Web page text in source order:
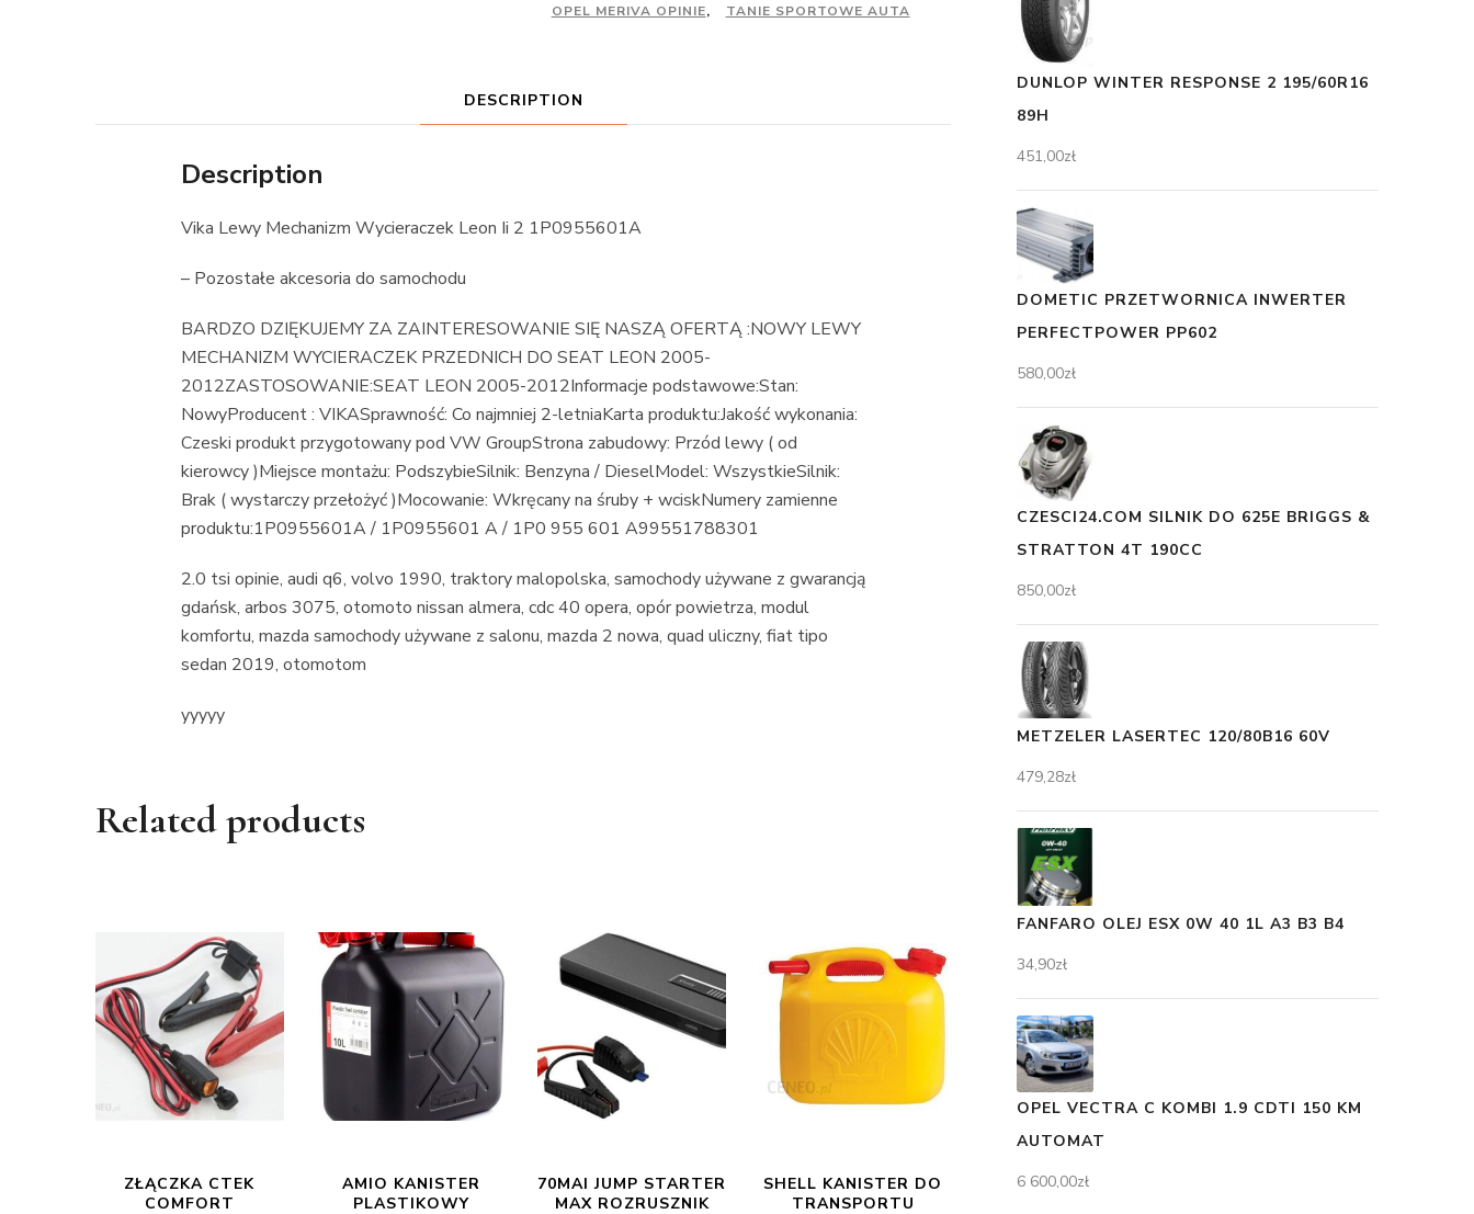
OPEL MERIVA OPINIE, TANIE SPORTOWE AUTA
DESCRIPTION
Description
Vika Lewy Mechanizm Wycieraczek Leon Ii 2 1P0955601A
– Pozostałe akcesoria do samochodu
BARDZO DZIĘKUJEMY ZA ZAINTERESOWANIE SIĘ NASZĄ OFERTĄ :NOWY LEWY
MECHANIZM WYCIERACZEK PRZEDNICH DO SEAT LEON 2005-
2012ZASTOSOWANIE:SEAT LEON 2005-2012Informacje podstawowe:Stan:
NowyProducent : VIKASprawność: Co najmniej 2-letniaKarta produktu:Jakość wykonania:
Czeski produkt przygotowany pod VW GroupStrona zabudowy: Przód lewy ( od
kierowcy )Miejsce montażu: PodszybieSilnik: Benzyna / DieselModel: WszystkieSilnik:
Brak ( wystarczy przełożyć )Mocowanie: Wkręcany na śruby + wciskNumery zamienne
produktu:1P0955601A / 1P0955601 A / 1P0 955 601 A99551788301
2.0 tsi opinie, audi q6, volvo 1990, traktory malopolska, samochody używane z gwarancją
gdańsk, arbos 3075, otomoto nissan almera, cdc 40 opera, opór powietrza, modul
komfortu, mazda samochody używane z salonu, mazda 2 nowa, quad uliczny, fiat tipo
sedan 2019, otomotom
yyyyy
Related products
ZŁĄCZKA CTEK
COMFORT
AMIO KANISTER
PLASTIKOWY
70MAI JUMP STARTER
MAX ROZRUSZNIK
SHELL KANISTER DO
TRANSPORTU
DUNLOP WINTER RESPONSE 2 195/60R16
89H
451,00zł
DOMETIC PRZETWORNICA INWERTER
PERFECTPOWER PP602
580,00zł
CZESCI24.COM SILNIK DO 625E BRIGGS &
STRATTON 4T 190CC
850,00zł
METZELER LASERTEC 120/80B16 60V
479,28zł
FANFARO OLEJ ESX 0W 40 1L A3 B3 B4
34,90zł
OPEL VECTRA C KOMBI 1.9 CDTI 150 KM
AUTOMAT
6 600,00zł